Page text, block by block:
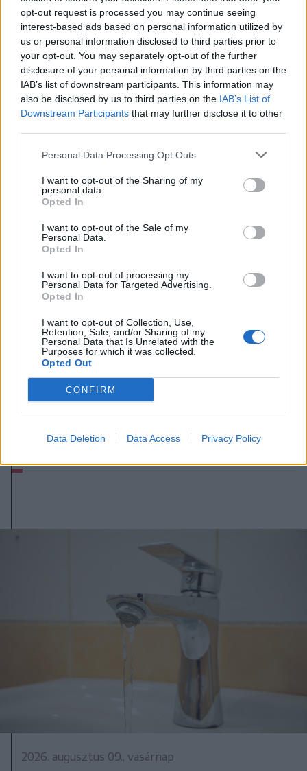
opt-out request is processed you may continue seeing
interest-based ads based on personal information utilized by
us or personal information disclosed to third parties prior to
your opt-out. You may separately opt-out of the further
disclosure of your personal information by third parties on the
IAB’s list of downstream participants. This information may
also be disclosed by us to third parties on the IAB’s List of
Downstream Participants that may further disclose it to other
Personal Data Processing Opt Outs
I want to opt-out of the Sharing of my
personal data.
Opted In
I want to opt-out of the Sale of my
Personal Data.
Opted In
I want to opt-out of processing my
Personal Data for Targeted Advertising.
Opted In
I want to opt-out of Collection, Use,
Retention, Sale, and/or Sharing of my
Personal Data that Is Unrelated with the
Purposes for which it was collected.
Opted Out
CONFIRM
Data Deletion Data Access Privacy Policy
„influenszer-füvesasszony”:
Gáspár Hajnal
A rovat további cikkei
2026. augusztus 10., hétfő
áramkimaradás oka?
2026. augusztus 09., vasárnap